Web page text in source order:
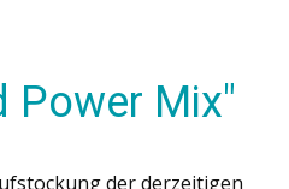
Power Mix"
der derzeitigen